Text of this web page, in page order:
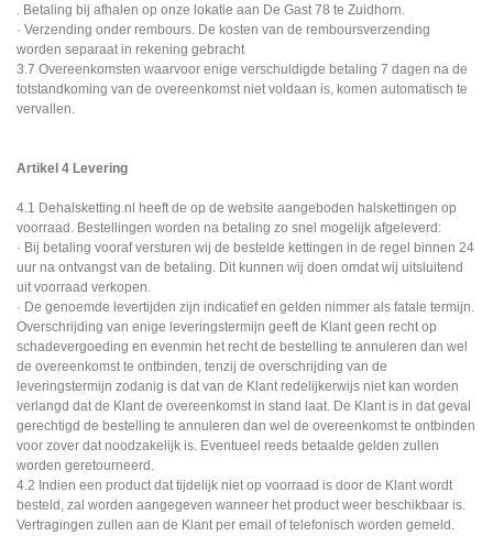
. Betaling bij afhalen op onze lokatie aan De Gast 78 te Zuidhorn.
· Verzending onder rembours. De kosten van de remboursverzending
worden separaat in rekening gebracht
3.7 Overeenkomsten waarvoor enige verschuldigde betaling 7 dagen na de
totstandkoming van de overeenkomst niet voldaan is, komen automatisch te
vervallen.
Artikel 4 Levering
4.1 Dehalsketting.nl heeft de op de website aangeboden halskettingen op
voorraad. Bestellingen worden na betaling zo snel mogelijk afgeleverd:
· Bij betaling vooraf versturen wij de bestelde kettingen in de regel binnen 24
uur na ontvangst van de betaling. Dit kunnen wij doen omdat wij uitsluitend
uit voorraad verkopen.
· De genoemde levertijden zijn indicatief en gelden nimmer als fatale termijn.
Overschrijding van enige leveringstermijn geeft de Klant geen recht op
schadevergoeding en evenmin het recht de bestelling te annuleren dan wel
de overeenkomst te ontbinden, tenzij de overschrijding van de
leveringstermijn zodanig is dat van de Klant redelijkerwijs niet kan worden
verlangd dat de Klant de overeenkomst in stand laat. De Klant is in dat geval
gerechtigd de bestelling te annuleren dan wel de overeenkomst te ontbinden
voor zover dat noodzakelijk is. Eventueel reeds betaalde gelden zullen
worden geretourneerd.
4.2 Indien een product dat tijdelijk niet op voorraad is door de Klant wordt
besteld, zal worden aangegeven wanneer het product weer beschikbaar is.
Vertragingen zullen aan de Klant per email of telefonisch worden gemeld.